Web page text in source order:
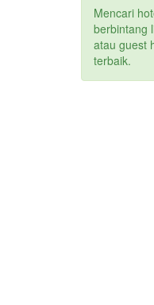
Mencari
berbintang
atau guest
terbaik.